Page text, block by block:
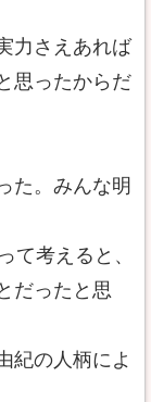
力さえあれば
思ったからだ
た。みんな明
て考えると、
だったと思
紀の人柄によ